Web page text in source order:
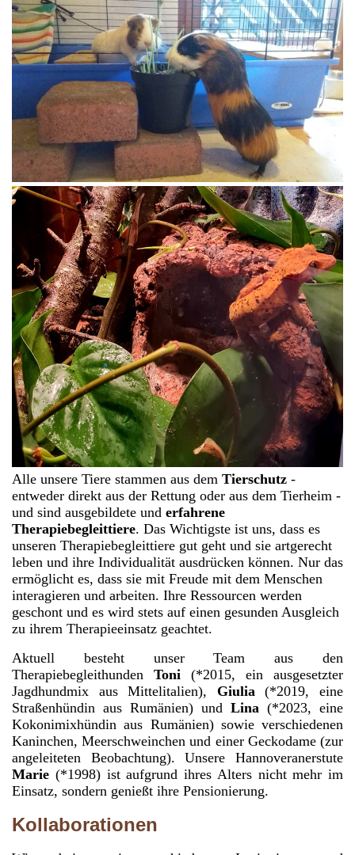
Alle unsere Tiere stammen aus dem Tierschutz -
entweder direkt aus der Rettung oder aus dem Tierheim -
und sind ausgebildete und erfahrene
Therapiebegleittiere. Das Wichtigste ist uns, dass es
unseren Therapiebegleittiere gut geht und sie artgerecht
leben und ihre Individualität ausdrücken können. Nur das
ermöglicht es, dass sie mit Freude mit dem Menschen
interagieren und arbeiten. Ihre Ressourcen werden
geschont und es wird stets auf einen gesunden Ausgleich
zu ihrem Therapieeinsatz geachtet.
Aktuell besteht unser Team aus den
Therapiebegleithunden Toni (*2015, ein ausgesetzter
Jagdhundmix aus Mittelitalien), Giulia(*2019, eine
Straßenhündin aus Rumänien) und Lina (*2023, eine
Kokonimixhündin aus Rumänien) sowie verschiedenen
Kaninchen, Meerschweinchen und einer Geckodame (zur
angeleiteten Beobachtung). Unsere Hannoveranerstute
Marie (*1998) ist aufgrund ihres Alters nicht mehr im
Einsatz, sondern genießt ihre Pensionierung.
Kollaborationen